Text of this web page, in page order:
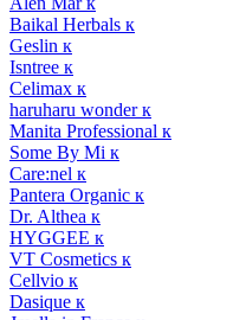
Baikal Herbals к
Geslin к
Isntree к
Celimax к
haruharu wonder к
Manita Professional к
Some By Mi к
Care:nel к
Pantera Organic к
Dr. Althea к
HYGGEE к
VT Cosmetics к
Cellvio к
Dasique к